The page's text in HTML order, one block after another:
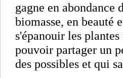
gagne en abondance
biomasse, en beauté
s'épanouir les
pouvoir partager un
des possibles et qui